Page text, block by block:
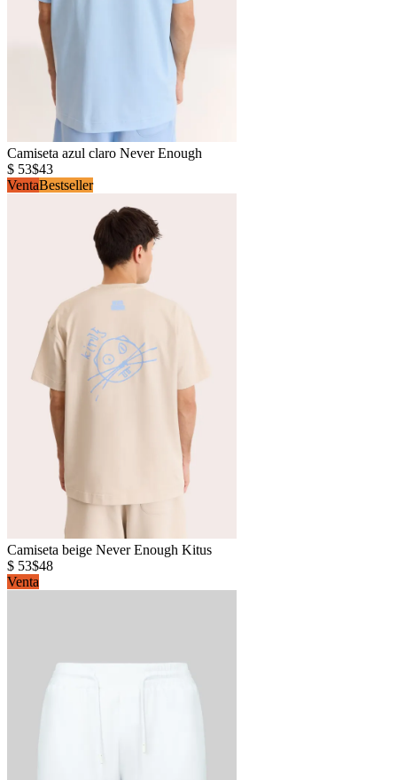
Camiseta azul claro Never Enough
$ 53$43
VentaBestseller
Camiseta beige Never Enough Kitus
$ 53$48
Venta